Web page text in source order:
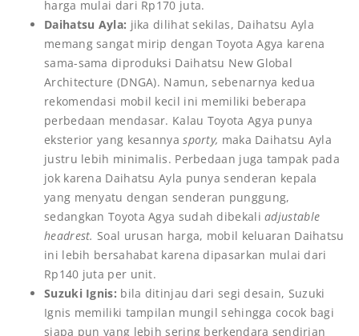
harga mulai dari Rp170 juta.
Daihatsu Ayla: jika dilihat sekilas, Daihatsu Ayla
memang sangat mirip dengan Toyota Agya karena
sama-sama diproduksi Daihatsu New Global
Architecture (DNGA). Namun, sebenarnya kedua
rekomendasi mobil kecil ini memiliki beberapa
perbedaan mendasar. Kalau Toyota Agya punya
eksterior yang kesannyasporty, maka Daihatsu Ayla
justru lebih minimalis. Perbedaan juga tampak pada
jok karena Daihatsu Ayla punya senderan kepala
yang menyatu dengan senderan punggung,
sedangkan Toyota Agya sudah dibekaliadjustable
headrest. Soal urusan harga, mobil keluaran Daihatsu
ini lebih bersahabat karena dipasarkan mulai dari
Rp140 juta per unit.
Suzuki Ignis: bila ditinjau dari segi desain, Suzuki
Ignis memiliki tampilan mungil sehingga cocok bagi
siapa pun yang lebih sering berkendara sendirian